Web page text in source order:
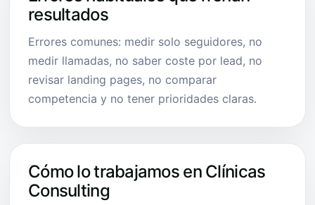
resultados
Errores comunes: medir solo seguidores, no
medir llamadas, no saber coste por lead, no
revisar landing pages, no comparar
competencia y no tener prioridades claras.
Cómo lo trabajamos en Clínicas
Consulting